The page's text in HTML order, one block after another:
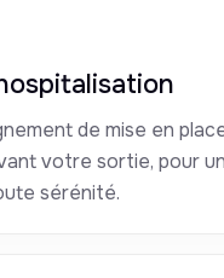
de mise en
votre sortie, pour
sérénité.